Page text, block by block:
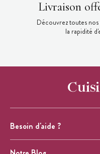
Livraison
Découvrez toutes
la rapidité
Besoin d'aide ?